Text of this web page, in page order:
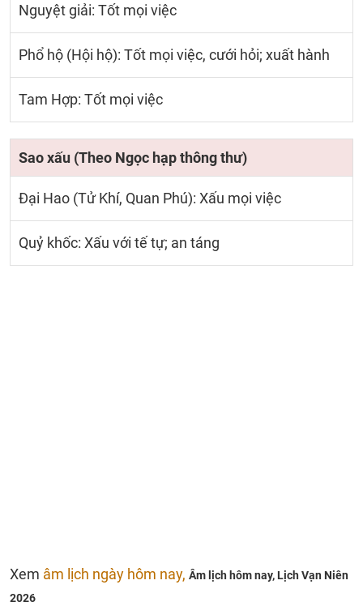
Nguyệt giải: Tốt mọi việc
Phổ hộ (Hội hộ): Tốt mọi việc, cưới hỏi; xuất hành
Tam Hợp: Tốt mọi việc
Sao xấu (Theo Ngọc hạp thông thư)
Đại Hao (Tử Khí, Quan Phú): Xấu mọi việc
Quỷ khốc: Xấu với tế tự; an táng
Xem âm lịch ngày hôm nay, Âm lịch hôm nay, Lịch Vạn Niên
2026